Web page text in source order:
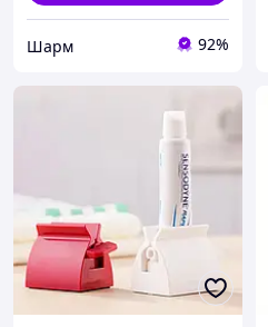
Шарм 92%